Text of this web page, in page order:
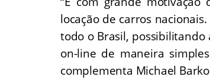
locação de carros
todo o Brasil,
on-line de maneira
complementa Michael